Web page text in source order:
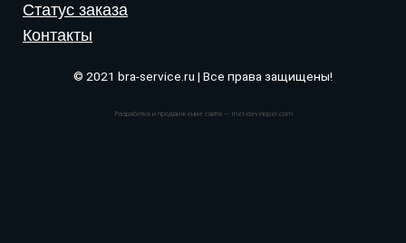
Статус заказа
Контакты
© 2021 bra-service.ru | Все права защищены!
Разработка и продвижение сайта — Inet-developer.com